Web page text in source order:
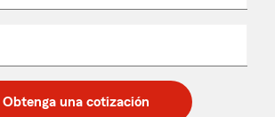
desplegable
de
de
Obtenga una cotización